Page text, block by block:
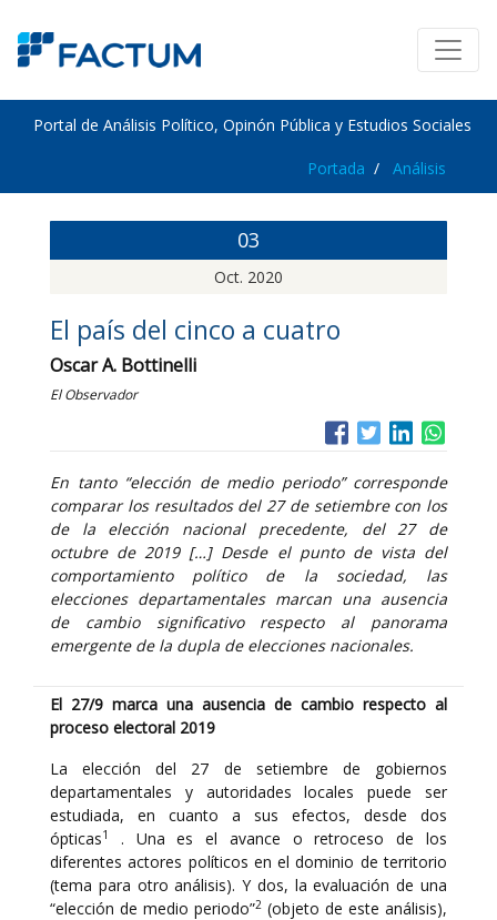
Portal de Análisis Político, Opinón Pública y Estudios Sociales
Portada Análisis
03
Oct. 2020
El país del cinco a cuatro
Oscar A. Bottinelli
El Observador
En tanto “elección de medio periodo” corresponde
comparar los resultados del 27 de setiembre con los
de la elección nacional precedente, del 27 de
octubre de 2019 […] Desde el punto de vista del
comportamiento político de la sociedad, las
elecciones departamentales marcan una ausencia
de cambio significativo respecto al panorama
emergente de la dupla de elecciones nacionales.
El 27/9 marca una ausencia de cambio respecto al
proceso electoral 2019
La elección del 27 de setiembre de gobiernos
departamentales y autoridades locales puede ser
estudiada, en cuanto a sus efectos, desde dos
ópticas1
. Una es el avance o retroceso de los
diferentes actores políticos en el dominio de territorio
(tema para otro análisis). Y dos, la evaluación de una
“elección de medio periodo”2 (objeto de este análisis),